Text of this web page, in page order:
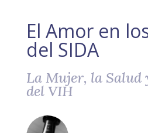
El Amor en
del SIDA
La Mujer, la Salud
del VIH